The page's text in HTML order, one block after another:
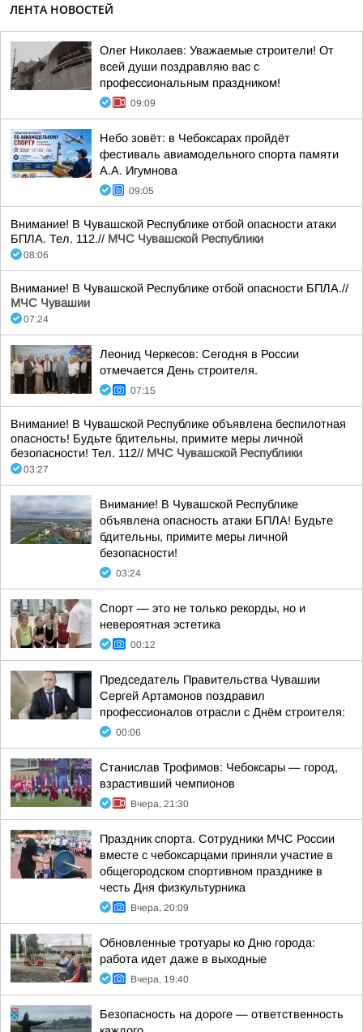
ЛЕНТА НОВОСТЕЙ
Олег Николаев: Уважаемые строители! От
всей души поздравляю вас с
профессиональным праздником!
09:09
Небо зовёт: в Чебоксарах пройдёт
фестиваль авиамодельного спорта памяти
А.А. Игумнова
09:05
Внимание! В Чувашской Республике отбой опасности атаки
БПЛА. Тел. 112.// МЧС Чувашской Республики
08:06
Внимание! В Чувашской Республике отбой опасности БПЛА.//
МЧС Чувашии
07:24
Леонид Черкесов: Сегодня в России
отмечается День строителя.
07:15
Внимание! В Чувашской Республике объявлена беспилотная
опасность! Будьте бдительны, примите меры личной
безопасности! Тел. 112// МЧС Чувашской Республики
03:27
Внимание! В Чувашской Республике
объявлена опасность атаки БПЛА! Будьте
бдительны, примите меры личной
безопасности!
03:24
Спорт — это не только рекорды, но и
невероятная эстетика
00:12
Председатель Правительства Чувашии
Сергей Артамонов поздравил
профессионалов отрасли с Днём строителя:
00:06
Станислав Трофимов: Чебоксары — город,
взрастивший чемпионов
Вчера, 21:30
Праздник спорта. Сотрудники МЧС России
вместе с чебоксарцами приняли участие в
общегородском спортивном празднике в
честь Дня физкультурника
Вчера, 20:09
Обновленные тротуары ко Дню города:
работа идет даже в выходные
Вчера, 19:40
Безопасность на дороге — ответственность